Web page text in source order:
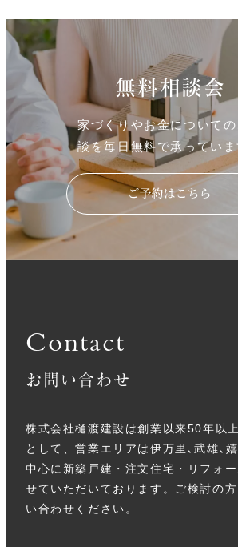
ジ
送
り
無料相談会
家づくりやお金についての
談を毎日無料で承っていま
Contact
お問い合わせ
株式会社樋渡建設は創業以来50年以
として、営業エリアは伊万里､武雄､
中心に新築戸建・注文住宅・リフォ
せていただいております。ご検討の
い合わせください。